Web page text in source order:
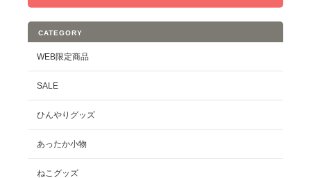
CATEGORY
WEB限定商品
SALE
ひんやりグッズ
あったか小物
ねこグッズ